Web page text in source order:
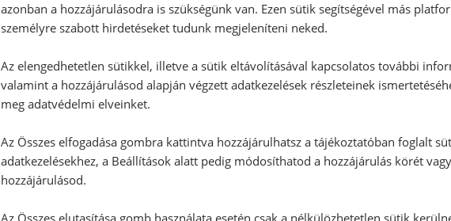
Hozzászólások
Ehhez a recepthez még nem
Hozzászólás írása
azonban a hozzájárulásodra is szükségünk van. Ezen sütik segítségével más
személyre szabott hirdetéseket tudunk megjeleníteni neked.
Az elengedhetetlen sütikkel, illetve a sütik eltávolításával kapcsolatos további
valamint a hozzájárulásod alapján végzett adatkezelések részleteinek
meg adatvédelmi elveinket.
Az Összes elfogadása gombra kattintva hozzájárulhatsz a tájékoztatóban foglalt
adatkezelésekhez, a Beállítások alatt pedig módosíthatod a hozzájárulás körét
hozzájárulásod.
Az Összes elutasítása gomb használata esetén csak a nélkülözhetetlen sütik